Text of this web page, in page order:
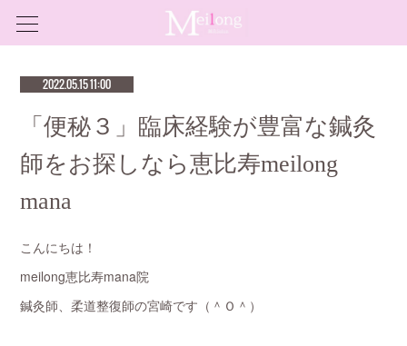
2022.05.15 11:00
「便秘３」臨床経験が豊富な鍼灸
師をお探しなら恵比寿meilong
mana
こんにちは！
meilong恵比寿mana院
鍼灸師、柔道整復師の宮崎です（＾Ｏ＾）